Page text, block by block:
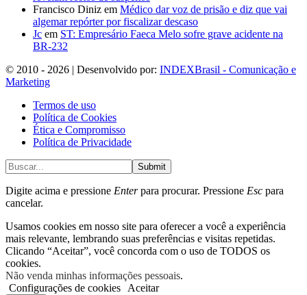
Francisco Diniz em Médico dar voz de prisão e diz que vai
algemar repórter por fiscalizar descaso
Jc em ST: Empresário Faeca Melo sofre grave acidente na
BR-232
© 2010 - 2026 | Desenvolvido por: INDEXBrasil - Comunicação e
Marketing
Termos de uso
Política de Cookies
Ética e Compromisso
Política de Privacidade
Submit
Digite acima e pressione Enterpara procurar. Pressione Esc para
cancelar.
Usamos cookies em nosso site para oferecer a você a experiência
mais relevante, lembrando suas preferências e visitas repetidas.
Clicando “Aceitar”, você concorda com o uso de TODOS os
cookies.
Não venda minhas informações pessoais.
Configurações de cookies
Aceitar